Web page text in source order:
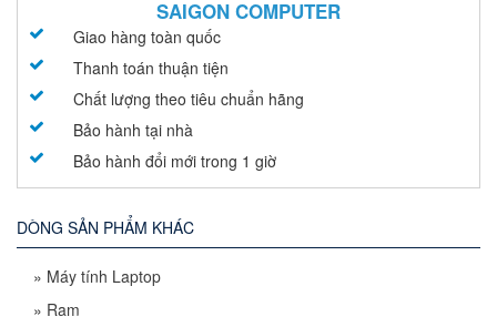
SAIGON COMPUTER
Giao hàng toàn quốc
Thanh toán thuận tiện
Chất lượng theo tiêu chuẩn hãng
Bảo hành tại nhà
Bảo hành đổi mới trong 1 giờ
DÒNG SẢN PHẨM KHÁC
» Máy tính Laptop
» Ram